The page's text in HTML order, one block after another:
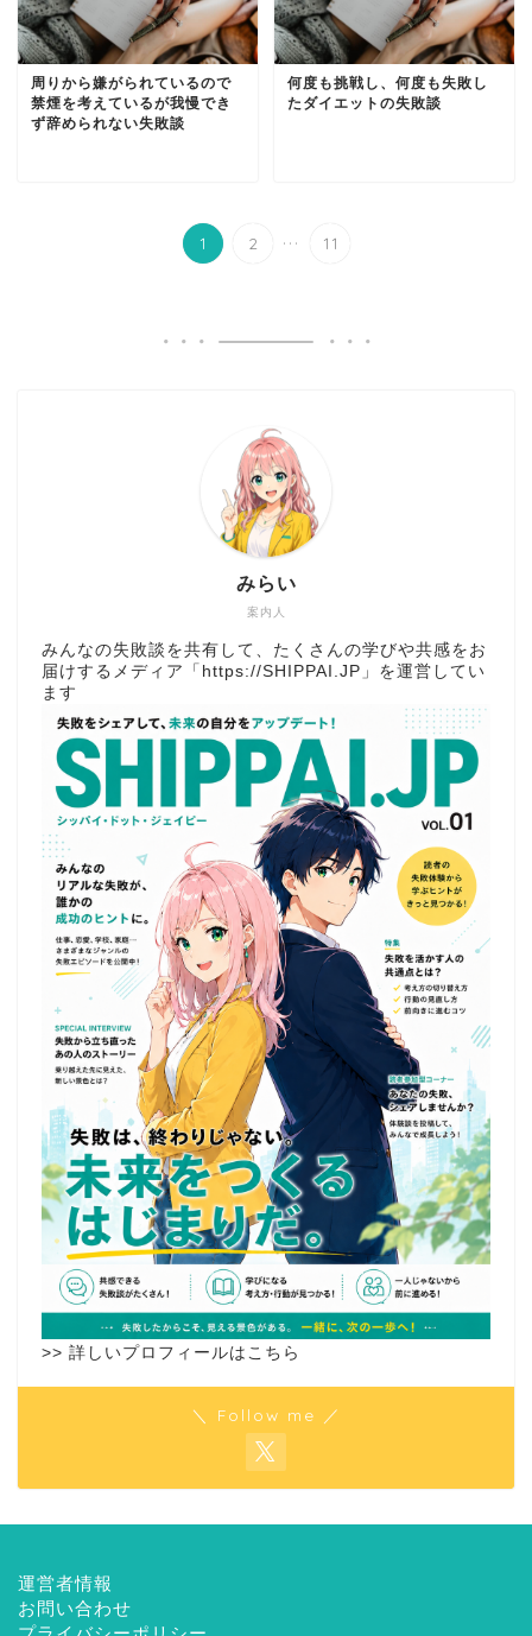
周りから嫌がられているので
禁煙を考えているが我慢でき
ず辞められない失敗談
何度も挑戦し、何度も失敗し
たダイエットの失敗談
1 2 ... 11
案内人
みらい
みんなの失敗談を共有して、たくさんの学びや共感をお
届けするメディア「 https://SHIPPAI.JP 」を運営してい
ます
>> 詳しいプロフィールはこちら
＼ Follow me ／
運営者情報
お問い合わせ